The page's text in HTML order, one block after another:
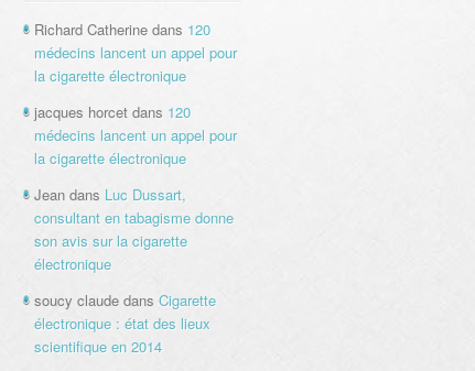
Richard Catherinedans 120
médecins lancent un appel pour
la cigarette électronique
jacques horcetdans 120
médecins lancent un appel pour
la cigarette électronique
Jeandans Luc Dussart,
consultant en tabagisme donne
son avis sur la cigarette
électronique
soucy claudedans Cigarette
électronique : état des lieux
scientifique en 2014